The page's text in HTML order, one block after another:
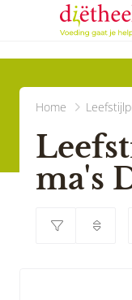
Home
ma's